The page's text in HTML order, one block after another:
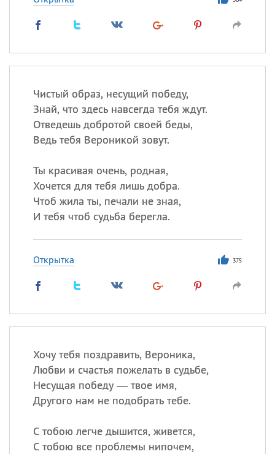
Чистый образ, несущий победу,
Знай, что здесь навсегда тебя ждут.
Отведешь добротой своей беды,
Ведь тебя Вероникой зовут.
Ты красивая очень, родная,
Хочется для тебя лишь добра.
Чтоб жила ты, печали не зная,
И тебя чтоб судьба берегла.
Открытка 375
Хочу тебя поздравить, Вероника,
Любви и счастья пожелать в судьбе,
Несущая победу — твое имя,
Другого нам не подобрать тебе.
С тобою легче дышится, живется,
С тобою все проблемы нипочем,